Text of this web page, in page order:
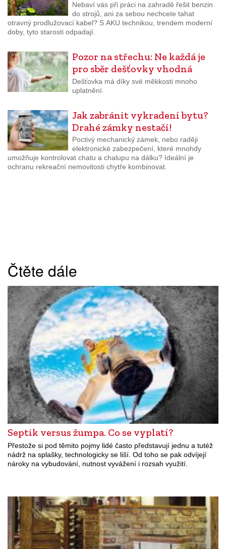
Nebaví vás při práci na zahradě řešit benzin
do strojů, ani za sebou nechcete tahat
otravný prodlužovací kabel? S AKU technikou, trendem moderní
doby, tyto starosti odpadají.
Pozor na střechu: Ne každá je
pro sběr dešťovky vhodná
Dešťovka má díky své měkkosti mnoho
uplatnění.
Jak zabránit vykradení bytu?
Drahé zámky nestačí!
Poctivý mechanický zámek, nebo raději
elektronické zabezpečení, které mnohdy
umožňuje kontrolovat chatu a chalupu na dálku? Ideální je
ochranu rekreační nemovitosti chytře kombinovat.
Čtěte dále
Septik versus žumpa. Co se vyplatí?
Přestože si pod těmito pojmy lidé často představují jednu a tutéž
nádrž na splašky, technologicky se liší. Od toho se pak odvíjejí
nároky na vybudování, nutnost vyvážení i rozsah využití.